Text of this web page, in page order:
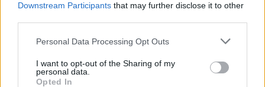
Downstream Participants that may further disclose it to other
Personal Data Processing Opt Outs
I want to opt-out of the Sharing of my
personal data.
Opted In